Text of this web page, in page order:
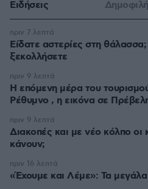
Ειδήσεις Δημοφιλή
Είδατε αστερίες στη θάλασσα;
ξεκολλήσετε
πριν 7 λεπτά
Η επόμενη μέρα του
Ρέθυμνο , η εικόνα σε
πριν 9 λεπτά
Διακοπές και με νέο κόλπο οι
κάνουν;
πριν 9 λεπτά
«Έχουμε και Λέμε»: Τα
πριν 16 λεπτά